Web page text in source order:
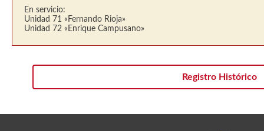
En servicio:
Unidad 71 «Fernando Rioja»
Unidad 72 «Enrique Campusano»
Registro Histórico